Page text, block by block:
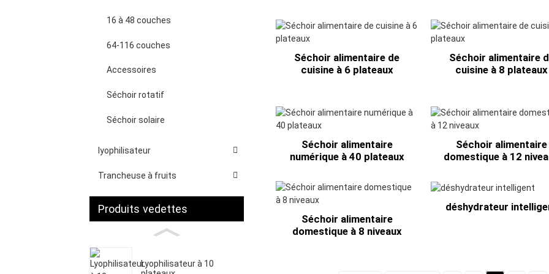
16 à 48 couches
64-116 couches
Accessoires
Séchoir rotatif
Séchoir solaire
lyophilisateur
Trancheuse à fruits
Produits vedettes
Lyophilisateur à 10
Séchoir alimentaire de
cuisine à 6 plateaux
Séchoir alimentaire
cuisine à 8 plateaux
Séchoir alimentaire
numérique à 40 plateaux
Séchoir alimentaire
domestique à 12
Séchoir alimentaire
domestique à 8 niveaux
déshydrateur